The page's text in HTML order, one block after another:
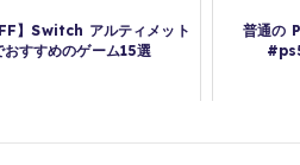
】Switch アルティメット
おすすめのゲーム15選
普通の